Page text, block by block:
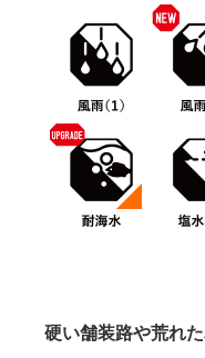
硬い舗装路や荒れ